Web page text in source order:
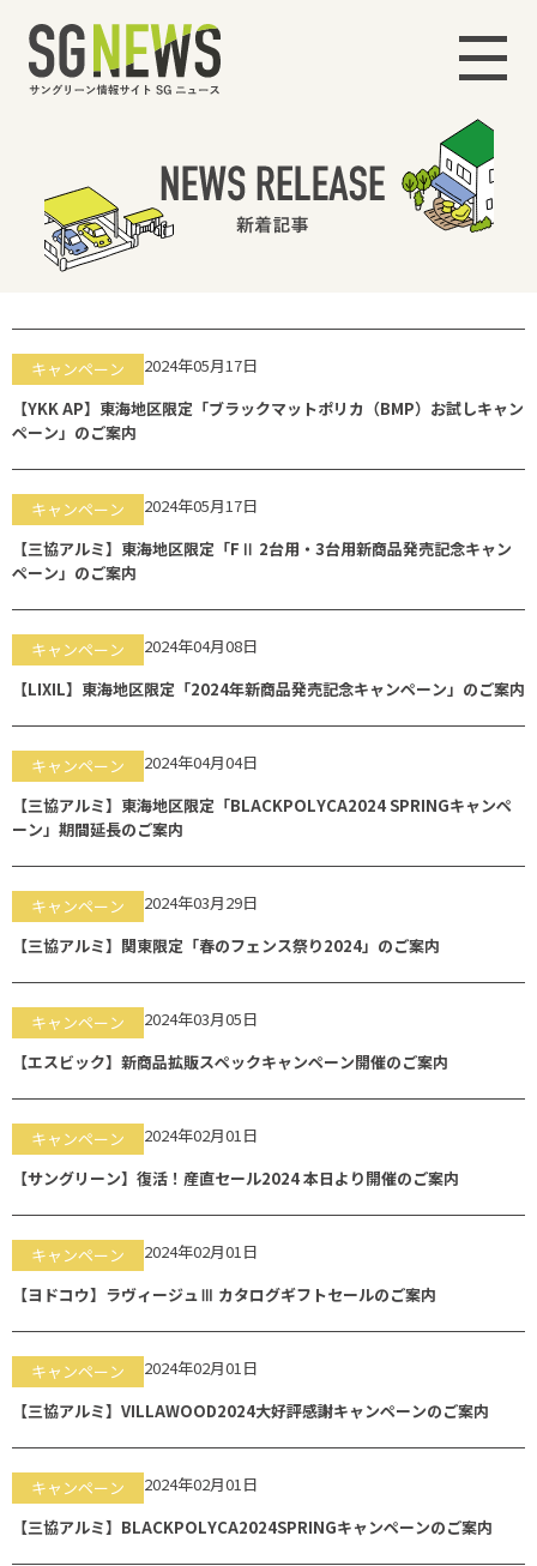
キャンペーン
2024年05月17日
【YKK AP】東海地区限定「ブラックマットポリカ（BMP）お試しキャン
ペーン」のご案内
キャンペーン
2024年05月17日
【三協アルミ】東海地区限定「FⅡ 2台用・3台用新商品発売記念キャン
ペーン」のご案内
キャンペーン
2024年04月08日
【LIXIL】東海地区限定「2024年新商品発売記念キャンペーン」のご案内
キャンペーン
2024年04月04日
【三協アルミ】東海地区限定「BLACKPOLYCA2024 SPRINGキャンペ
ーン」期間延長のご案内
キャンペーン
2024年03月29日
【三協アルミ】関東限定「春のフェンス祭り2024」のご案内
キャンペーン
2024年03月05日
【エスビック】新商品拡販スペックキャンペーン開催のご案内
キャンペーン
2024年02月01日
【サングリーン】復活！産直セール2024 本日より開催のご案内
キャンペーン
2024年02月01日
【ヨドコウ】ラヴィージュⅢ カタログギフトセールのご案内
キャンペーン
2024年02月01日
【三協アルミ】VILLAWOOD2024大好評感謝キャンペーンのご案内
キャンペーン
2024年02月01日
【三協アルミ】BLACKPOLYCA2024SPRINGキャンペーンのご案内